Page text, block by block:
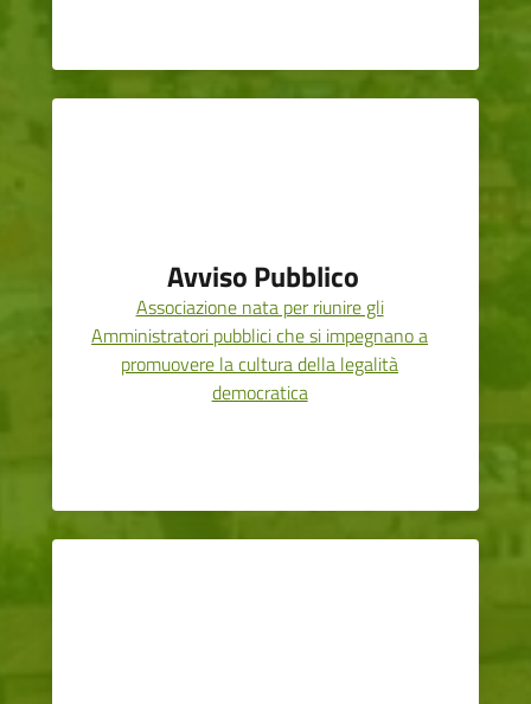
Avviso Pubblico
Associazione nata per riunire gli
Amministratori pubblici che si impegnano a
promuovere la cultura della legalità
democratica